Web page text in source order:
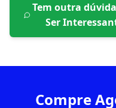
Tem outra
Ser
Compre